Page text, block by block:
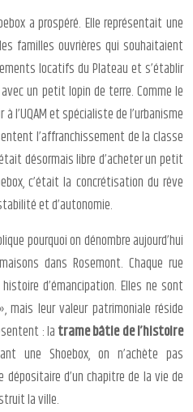
a prospéré. Elle représentait une
familles ouvrières qui souhaitaient
locatifs du Plateau et s’établir
un petit lopin de terre. Comme le
l’UQAM et spécialiste de l’urbanisme
l’affranchissement de la classe
désormais libre d’acheter un petit
c’était la concrétisation du rêve
et d’autonomie.
pourquoi on dénombre aujourd’hui
dans Rosemont. Chaque rue
d’émancipation. Elles ne sont
leur valeur patrimoniale réside
: latrame bâtie de l’histoire
une Shoebox, on n’achète pas
d’un chapitre de la vie de
la ville.